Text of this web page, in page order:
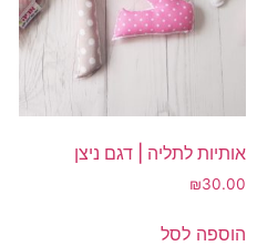
אותיות לתליה | דגם ניצן
₪30.00
הוספה לסל